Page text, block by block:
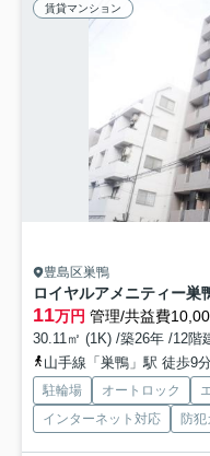
賃貸マンション
豊島区巣鴨
ロイヤルアメニティー巣
11万円 管理/共益費
30.11㎡ (1K) /築26年 /12階
山手線「巣鴨」駅 徒歩9
駐輪場 オートロック
インターネット対応
防犯